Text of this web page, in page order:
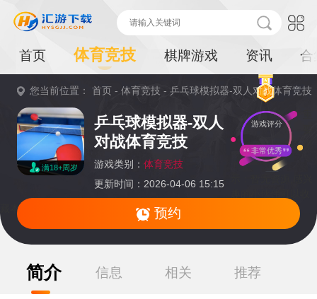
首页 体育竞技 棋牌游戏 资讯 合
您当前位置：首页 -体育竞技 -乒乓球模拟器-双人对战体育竞技
满18+周岁
乒乓球模拟器-双人
对战体育竞技
游戏类别： 体育竞技
更新时间：2026-04-06 15:15
游戏评分
非常优秀
预约
提
藏本页面或持续关注本站后续动态
简介 信息 相关 推荐